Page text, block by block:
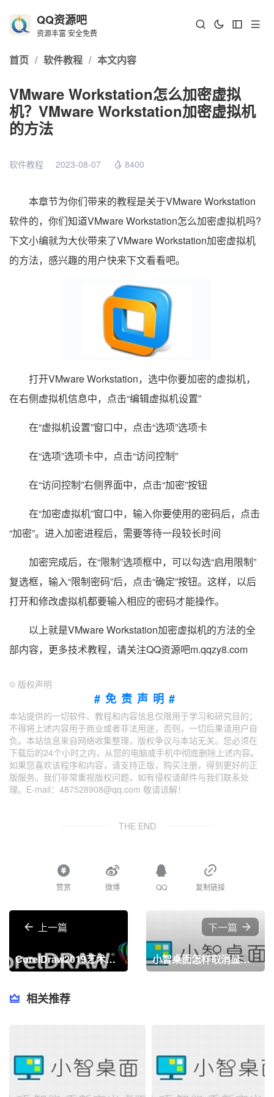
QQ资源吧
资源丰富 安全免费
首页 / 软件教程 / 本文内容
VMware Workstation怎么加密虚拟
机？VMware Workstation加密虚拟机
的方法
软件教程 2023-08-07 8400
本章节为你们带来的教程是关于VMware Workstation
软件的，你们知道VMware Workstation怎么加密虚拟机吗?
下文小编就为大伙带来了VMware Workstation加密虚拟机
的方法，感兴趣的用户快来下文看看吧。
打开VMware Workstation，选中你要加密的虚拟机，
在右侧虚拟机信息中，点击“编辑虚拟机设置”
在“虚拟机设置”窗口中，点击“选项”选项卡
在“选项”选项卡中，点击“访问控制”
在“访问控制”右侧界面中，点击“加密”按钮
在“加密虚拟机”窗口中，输入你要使用的密码后，点击
“加密”。进入加密进程后，需要等待一段较长时间
加密完成后，在“限制”选项框中，可以勾选“启用限制”
复选框，输入“限制密码”后，点击“确定”按钮。这样，以后
打开和修改虚拟机都要输入相应的密码才能操作。
以上就是VMware Workstation加密虚拟机的方法的全
部内容，更多技术教程，请关注QQ资源吧m.qqzy8.com
© 版权声明
#免责声明#
本站提供的一切软件、教程和内容信息仅限用于学习和研究目的；
不得将上述内容用于商业或者非法用途，否则，一切后果请用户自
负。本站信息来自网络收集整理，版权争议与本站无关。您必须在
下载后的24个小时之内，从您的电脑或手机中彻底删除上述内容。
如果您喜欢该程序和内容，请支持正版，购买注册，得到更好的正
版服务。我们非常重视版权问题，如有侵权请邮件与我们联系处
理。E-mail：487528908@qq.com 敬请谅解！
THE END
赞赏 微博 QQ 复制链接
上一篇
CorelDraw2019艺术笔工具在什么地方？CorelDraw2019找到艺术笔工具的方法
下一篇
小智桌面怎样取消显示天气？小智桌面取消显示天气的方法
相关推荐